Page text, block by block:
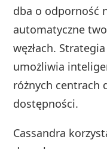
dba o odporność
automatyczne
węzłach.
umożliwia
różnych centrach
dostępności.
Cassandra